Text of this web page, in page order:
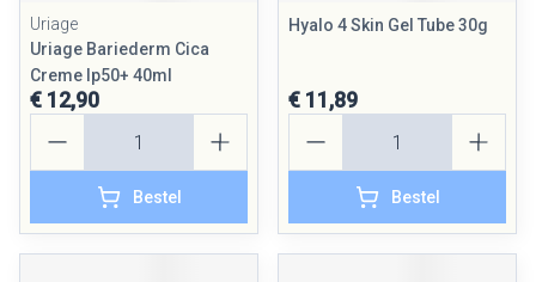
Uriage
Uriage Bariederm Cica
Creme Ip50+ 40ml
€ 12,90
Bestel
Hyalo 4 Skin Gel Tube 30g
€ 11,89
Bestel